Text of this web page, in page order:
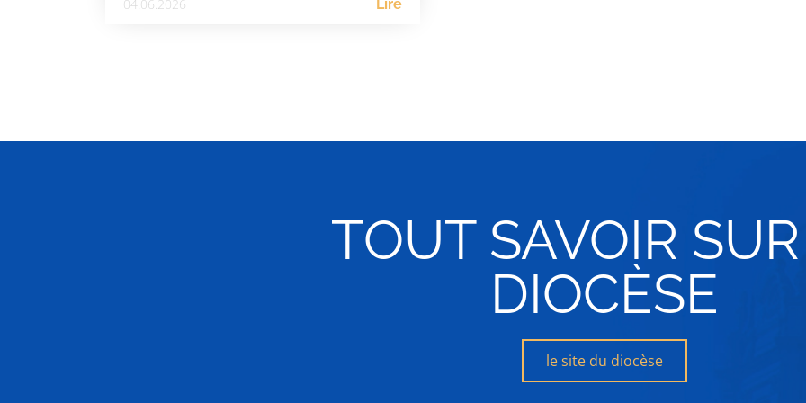
04.06.2026 Lire
TOUT SAVOIR
DIOCÈSE
le site du diocèse